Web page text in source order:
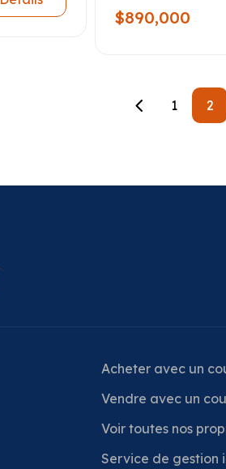
$890,000
1 2
Acheter avec un
Vendre avec un
Voir toutes nos
Service de gestion